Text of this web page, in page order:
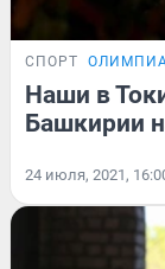
СПОРТ
Наши в
Башкирии
24 июля, 2021,